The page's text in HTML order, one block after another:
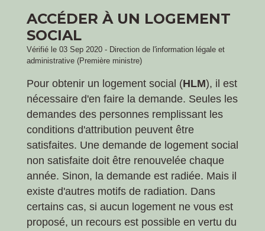
ACCÉDER À UN LOGEMENT
SOCIAL
Vérifié le 03 Sep 2020 - Direction de l'information légale et
administrative (Première ministre)
Pour obtenir un logement social (HLM), il est
nécessaire d'en faire la demande. Seules les
demandes des personnes remplissant les
conditions d'attribution peuvent être
satisfaites. Une demande de logement social
non satisfaite doit être renouvelée chaque
année. Sinon, la demande est radiée. Mais il
existe d'autres motifs de radiation. Dans
certains cas, si aucun logement ne vous est
proposé, un recours est possible en vertu du